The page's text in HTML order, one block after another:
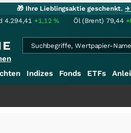
🎁 Ihre Lieblingsaktie geschenkt.→
4.294,41 +1,12% Öl (Brent) 79,44
Indizes Fonds ETFs